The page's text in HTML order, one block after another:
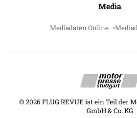
Media
Mediadaten Online
© 2026 FLUG REVUE ist ein Teil der
GmbH & Co. KG